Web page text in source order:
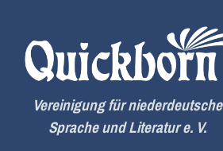
springen
Vereinigung für niederdeutsche
Sprache und Literatur e. V.